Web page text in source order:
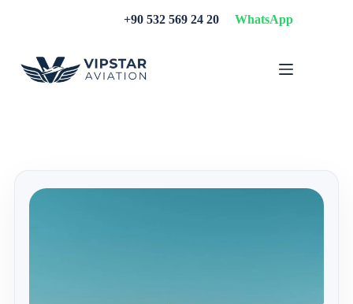
+90 532 569 24 20 WhatsApp